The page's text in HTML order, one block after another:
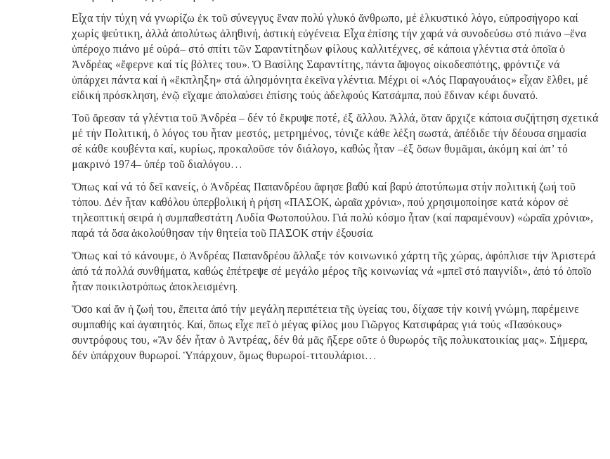
Εἶχα τήν τύχη νά γνωρίζω ἐκ τοῦ σύνεγγυς ἕναν πολύ γλυκό ἄνθρωπο, μέ ἑλκυστικό λόγο, εὐπροσήγορο καί
χωρίς ψεύτικη, ἀλλά ἀπολύτως ἀληθινή, ἀστική εὐγένεια. Εἶχα ἐπίσης τήν χαρά νά συνοδεύσω στό πιάνο –ἕνα
ὑπέροχο πιάνο μέ οὐρά– στό σπίτι τῶν Σαραντίτηδων φίλους καλλιτέχνες, σέ κάποια γλέντια στά ὁποῖα ὁ
Ἀνδρέας «ἔφερνε καί τίς βόλτες του». Ὁ Βασίλης Σαραντίτης, πάντα ἄψογος οἰκοδεσπότης, φρόντιζε νά
ὑπάρχει πάντα καί ἡ «ἔκπληξη» στά ἀλησμόνητα ἐκεῖνα γλέντια. Μέχρι οἱ «Λός Παραγουάιος» εἶχαν ἔλθει, μέ
εἰδική πρόσκληση, ἐνῷ εἴχαμε ἀπολαύσει ἐπίσης τούς ἀδελφούς Κατσάμπα, πού ἔδιναν κέφι δυνατό.
Τοῦ ἄρεσαν τά γλέντια τοῦ Ἀνδρέα – δέν τό ἔκρυψε ποτέ, ἐξ ἄλλου. Ἀλλά, ὅταν ἄρχιζε κάποια συζήτηση σχετικά
μέ τήν Πολιτική, ὁ λόγος του ἦταν μεστός, μετρημένος, τόνιζε κάθε λέξη σωστά, ἀπέδιδε τήν δέουσα σημασία
σέ κάθε κουβέντα καί, κυρίως, προκαλοῦσε τόν διάλογο, καθώς ἦταν –ἐξ ὅσων θυμᾶμαι, ἀκόμη καί ἀπ’ τό
μακρινό 1974– ὑπέρ τοῦ διαλόγου…
Ὅπως καί νά τό δεῖ κανείς, ὁ Ἀνδρέας Παπανδρέου ἄφησε βαθύ καί βαρύ ἀποτύπωμα στήν πολιτική ζωή τοῦ
τόπου. Δέν ἦταν καθόλου ὑπερβολική ἡ ρήση «ΠΑΣΟΚ, ὡραῖα χρόνια», πού χρησιμοποίησε κατά κόρον σέ
τηλεοπτική σειρά ἡ συμπαθεστάτη Λυδία Φωτοπούλου. Γιά πολύ κόσμο ἦταν (καί παραμένουν) «ὡραῖα χρόνια»,
παρά τά ὅσα ἀκολούθησαν τήν θητεία τοῦ ΠΑΣΟΚ στήν ἐξουσία.
Ὅπως καί τό κάνουμε, ὁ Ἀνδρέας Παπανδρέου ἄλλαξε τόν κοινωνικό χάρτη τῆς χώρας, ἀφόπλισε τήν Ἀριστερά
ἀπό τά πολλά συνθήματα, καθώς ἐπέτρεψε σέ μεγάλο μέρος τῆς κοινωνίας νά «μπεῖ στό παιγνίδι», ἀπό τό ὁποῖο
ἦταν ποικιλοτρόπως ἀποκλεισμένη.
Ὅσο καί ἄν ἡ ζωή του, ἔπειτα ἀπό τήν μεγάλη περιπέτεια τῆς ὑγείας του, δίχασε τήν κοινή γνώμη, παρέμεινε
συμπαθής καί ἀγαπητός. Καί, ὅπως εἶχε πεῖ ὁ μέγας φίλος μου Γιῶργος Κατσιφάρας γιά τούς «Πασόκους»
συντρόφους του, «Ἄν δέν ἦταν ὁ Ἀντρέας, δέν θά μᾶς ἤξερε οὔτε ὁ θυρωρός τῆς πολυκατοικίας μας». Σήμερα,
δέν ὑπάρχουν θυρωροί. Ὑπάρχουν, ὅμως θυρωροί-τιτουλάριοι…